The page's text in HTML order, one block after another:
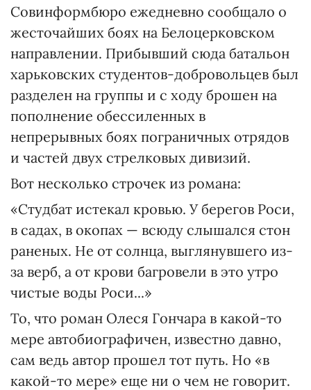
Совинформбюро ежедневно сообщало о
жесточайших боях на Белоцерковском
направлении. Прибывший сюда батальон
харьковских студентов-добровольцев был
разделен на группы и с ходу брошен на
пополнение обессиленных в
непрерывных боях пограничных отрядов
и частей двух стрелковых дивизий.
Вот несколько строчек из романа:
«Студбат истекал кровью. У берегов Роси,
в садах, в окопах — всюду слышался стон
раненых. Не от солнца, выглянувшего из-
за верб, а от крови багровели в это утро
чистые воды Роси...»
То, что роман Олеся Гончара в какой-то
мере автобиографичен, известно давно,
сам ведь автор прошел тот путь. Но «в
какой-то мере» еще ни о чем не говорит.